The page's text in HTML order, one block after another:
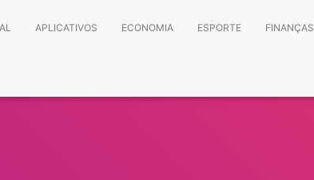
APLICATIVOS ECONOMIA ESPORTE FINANÇAS